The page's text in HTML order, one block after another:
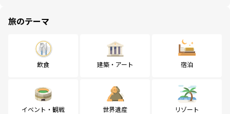
旅のテーマ
飲食 建築・アート 宿泊
イベント・観戦 世界遺産 リゾート